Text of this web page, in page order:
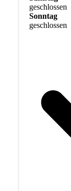
geschlossen
Sonntag
geschlossen